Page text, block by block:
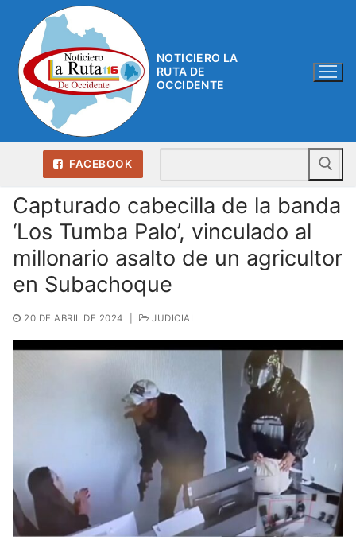
contenido
NOTICIERO LA
RUTA DE
OCCIDENTE
FACEBOOK
Capturado cabecilla de la banda
‘Los Tumba Palo’, vinculado al
millonario asalto de un agricultor
en Subachoque
20 DE ABRIL DE 2024 JUDICIAL